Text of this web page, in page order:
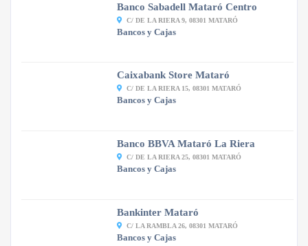
Banco Sabadell Mataró Centro
C/ DE LA RIERA 9, 08301 MATARÓ
Bancos y Cajas
Caixabank Store Mataró
C/ DE LA RIERA 15, 08301 MATARÓ
Bancos y Cajas
Banco BBVA Mataró La Riera
C/ DE LA RIERA 25, 08301 MATARÓ
Bancos y Cajas
Bankinter Mataró
C/ LA RAMBLA 26, 08301 MATARÓ
Bancos y Cajas